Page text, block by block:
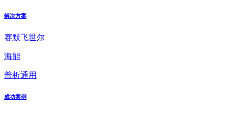
解决方案
赛默飞世尔
海能
普析通用
成功案例